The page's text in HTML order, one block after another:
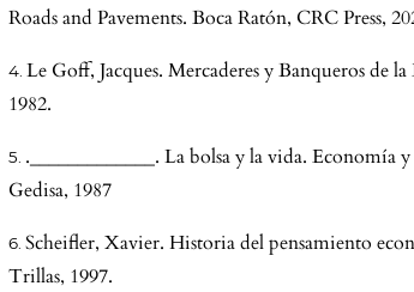
Roads and Pavements. Boca Ratón, CRC Press,
Le Goff, Jacques. Mercaderes y Banqueros de
1982.
._____________. La bolsa y la vida.
Gedisa, 1987
Scheifler, Xavier. Historia del pensamiento
Trillas, 1997.